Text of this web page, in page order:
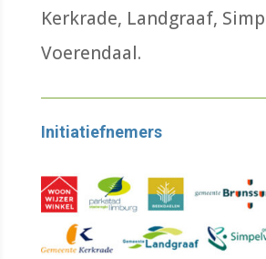
Kerkrade, Landgraaf,
Voerendaal.
Initiatiefnemers